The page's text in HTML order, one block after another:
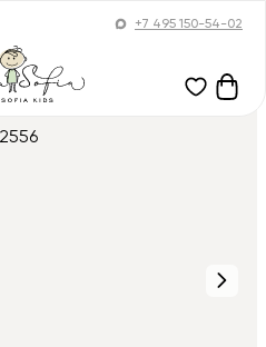
+7 495 150-54-02